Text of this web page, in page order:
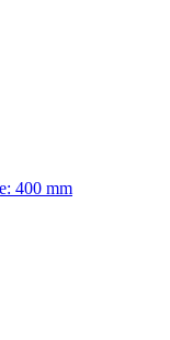
400 mm